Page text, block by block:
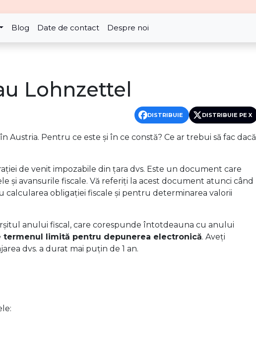
Blog Date de contact Despre noi
Lohnzettel
DISTRIBUIE DISTRIBUIE PE X
Austria. Pentru ce este și în ce constă? Ce ar trebui să fac dacă
de venit impozabile din țara dvs. Este un document care
și avansurile fiscale. Vă referiți la acest document atunci când
calcularea obligației fiscale și pentru determinarea valorii
anului fiscal, care corespunde întotdeauna cu anului
limită pentru depunerea electronică. Aveți
dvs. a durat mai puțin de 1 an.